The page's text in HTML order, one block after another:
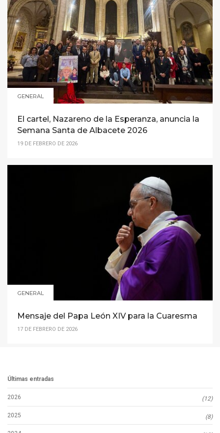
GENERAL
El cartel, Nazareno de la Esperanza, anuncia la
Semana Santa de Albacete 2026
19 DE FEBRERO DE 2026
GENERAL
Mensaje del Papa León XIV para la Cuaresma
17 DE FEBRERO DE 2026
Últimas entradas
2026 (12)
2025 (8)